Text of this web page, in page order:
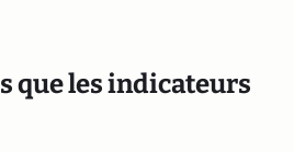
que les indicateurs